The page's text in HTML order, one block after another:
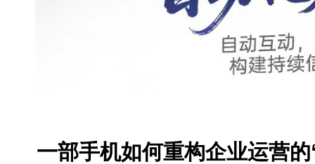
一部手机如何重构企业运营